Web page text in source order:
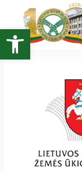
Open toolbar
turinio